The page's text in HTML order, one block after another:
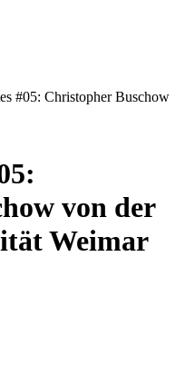
#05: Christopher Buschow
von der
Weimar